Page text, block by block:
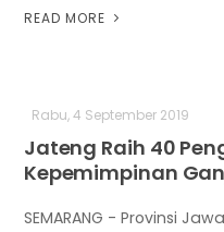
READ MORE
Rabu, 4 September 2019
Jateng Raih 40
Kepemimpinan
SEMARANG - Provinsi